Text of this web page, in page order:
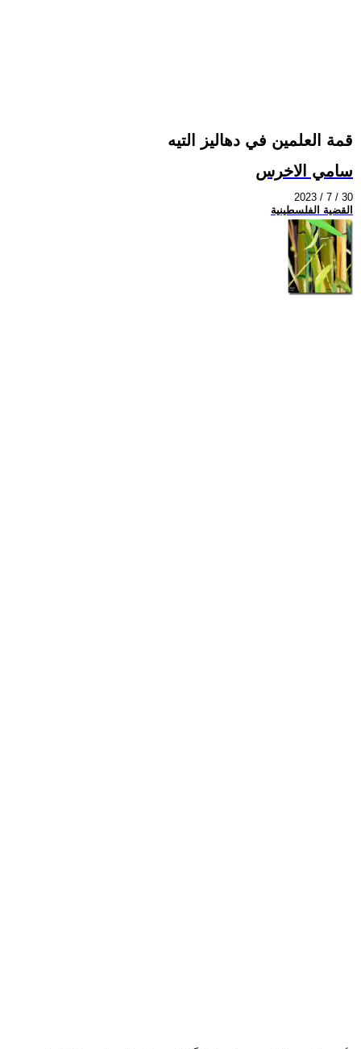
قمة العلمين في دهاليز التيه
سامي الاخرس
2023 / 7 / 30
القضية الفلسطينية